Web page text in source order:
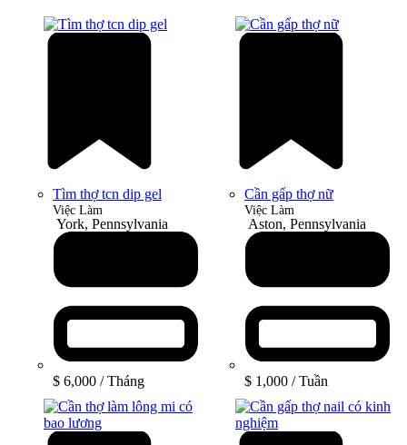
Tìm thợ tcn dip gel
Việc Làm
York, Pennsylvania
$ 6,000 / Tháng
Cần gấp thợ nữ
Việc Làm
Aston, Pennsylvania
$ 1,000 / Tuần